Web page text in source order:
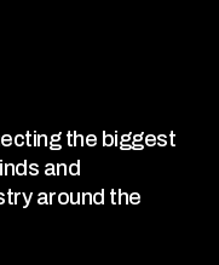
the biggest
and
around the